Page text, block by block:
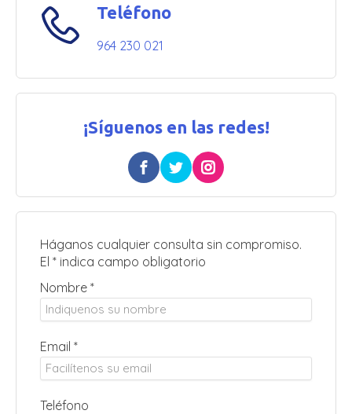
Teléfono
964 230 021
¡Síguenos en las redes!
Háganos cualquier consulta sin compromiso.
El * indica campo obligatorio
Nombre *
Email *
Teléfono